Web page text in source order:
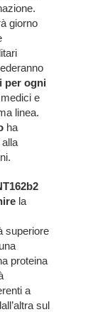
giorno
per ogni
e
linea.
ha
la
superiore
proteina
a
sul